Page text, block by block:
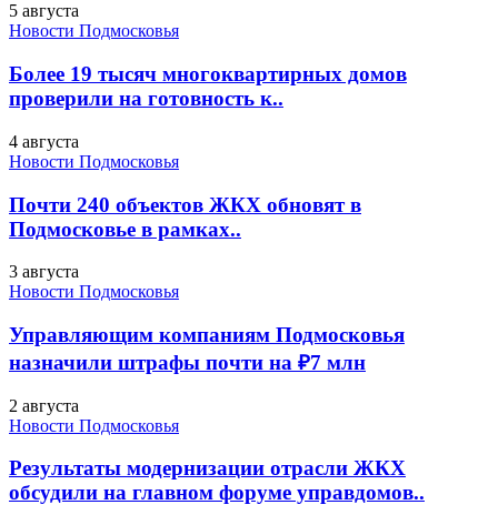
5 августа
Новости Подмосковья
Более 19 тысяч многоквартирных домов
проверили на готовность к..
4 августа
Новости Подмосковья
Почти 240 объектов ЖКХ обновят в
Подмосковье в рамках..
3 августа
Новости Подмосковья
Управляющим компаниям Подмосковья
назначили штрафы почти на ₽7 млн
2 августа
Новости Подмосковья
Результаты модернизации отрасли ЖКХ
обсудили на главном форуме управдомов..